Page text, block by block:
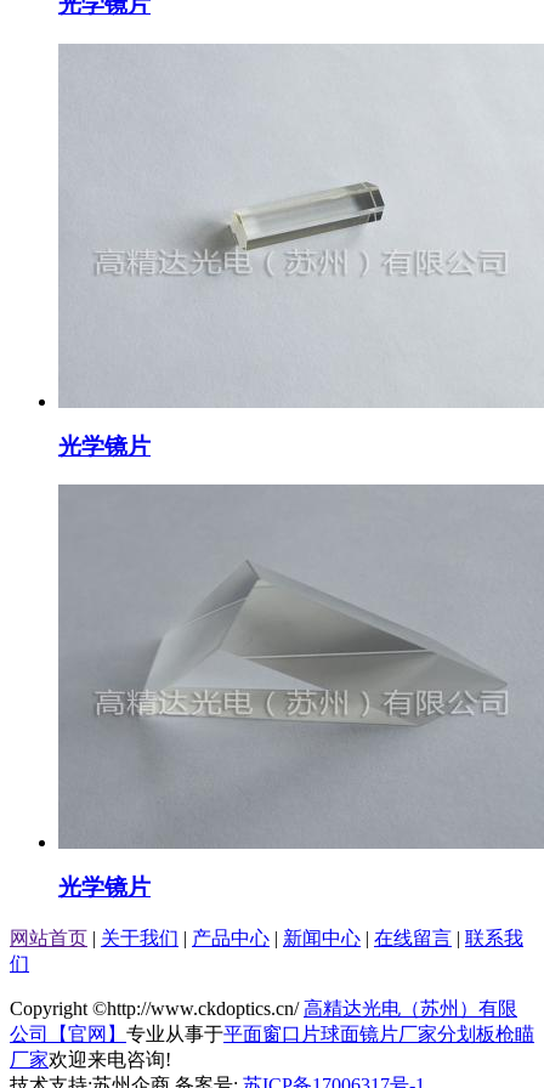
光学镜片
光学镜片
网站首页 | 关于我们 | 产品中心 | 新闻中心 | 在线留言 | 联系我
们
Copyright ©http://www.ckdoptics.cn/高精达光电（苏州）有限
公司【官网】 专业从事于平面窗口片球面镜片厂家分划板枪瞄
厂家欢迎来电咨询!